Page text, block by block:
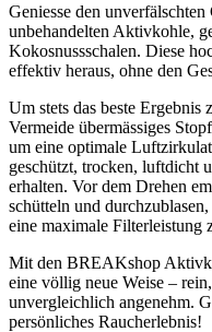
Geniesse den
unbehandelten Aktivkohle,
Kokosnussschalen. Diese
effektiv heraus, ohne den
Um stets das beste Ergebnis
Vermeide übermässiges
um eine optimale
geschützt, trocken, luftdicht
erhalten. Vor dem Drehen
schütteln und
eine maximale Filterleistung
Mit den BREAKshop
eine völlig neue Weise –
unvergleichlich angenehm.
persönliches Raucherlebnis!